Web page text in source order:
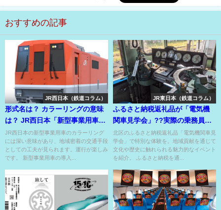
おすすめの記事
JR西日本（鉄道コラム）
形式名は？ カラーリングの意味
は？ JR西日本「新型事業用車」
に迫る！
JR西日本の新型事業用車のカラーリング
には深い意味があり、地域密着の交通手段
としての工夫が見られます。運行が楽しみ
です。 新型事業用車の導入...
JR東日本（鉄道コラム）
ふるさと納税返礼品が「電気機
関車見学会」??実際の乗務員の
シミュレーター体験もできる??
北区のふるさと納税返礼品「電気機関車見
学会」で特別な体験を。地域貢献を通じて
文化や歴史に触れられる魅力的なイベント
を紹介。 ふるさと納税を通...